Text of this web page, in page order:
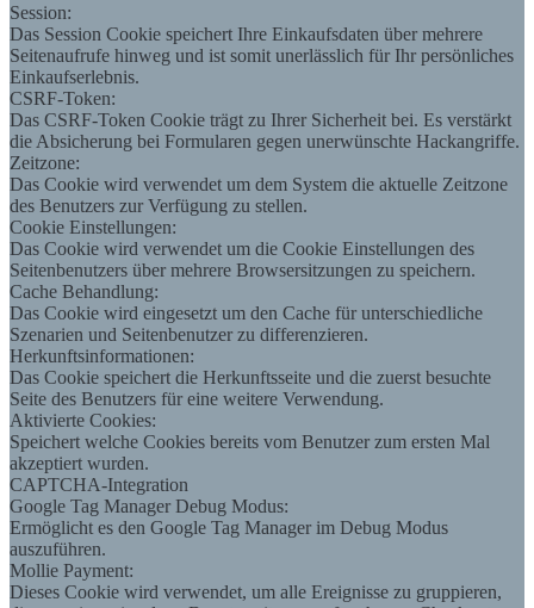
Session:
Das Session Cookie speichert Ihre Einkaufsdaten über mehrere
Seitenaufrufe hinweg und ist somit unerlässlich für Ihr persönliches
Einkaufserlebnis.
CSRF-Token:
Das CSRF-Token Cookie trägt zu Ihrer Sicherheit bei. Es verstärkt
die Absicherung bei Formularen gegen unerwünschte Hackangriffe.
Zeitzone:
Das Cookie wird verwendet um dem System die aktuelle Zeitzone
des Benutzers zur Verfügung zu stellen.
Cookie Einstellungen:
Das Cookie wird verwendet um die Cookie Einstellungen des
Seitenbenutzers über mehrere Browsersitzungen zu speichern.
Cache Behandlung:
Das Cookie wird eingesetzt um den Cache für unterschiedliche
Szenarien und Seitenbenutzer zu differenzieren.
Herkunftsinformationen:
Das Cookie speichert die Herkunftsseite und die zuerst besuchte
Seite des Benutzers für eine weitere Verwendung.
Aktivierte Cookies:
Speichert welche Cookies bereits vom Benutzer zum ersten Mal
akzeptiert wurden.
CAPTCHA-Integration
Google Tag Manager Debug Modus:
Ermöglicht es den Google Tag Manager im Debug Modus
auszuführen.
Mollie Payment:
Dieses Cookie wird verwendet, um alle Ereignisse zu gruppieren,